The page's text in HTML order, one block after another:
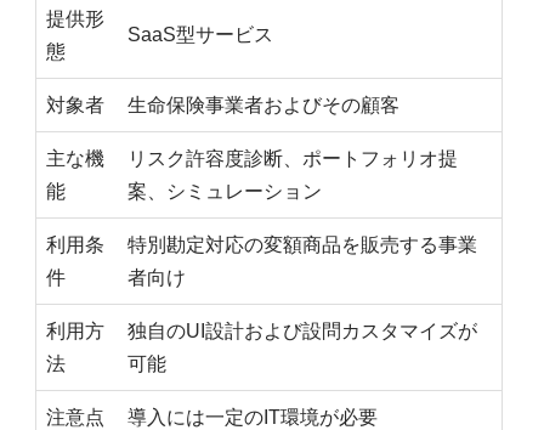
提供形
態
SaaS型サービス
対象者 生命保険事業者およびその顧客
主な機
能
リスク許容度診断、ポートフォリオ提
案、シミュレーション
利用条
件
特別勘定対応の変額商品を販売する事業
者向け
利用方
法
独自のUI設計および設問カスタマイズが
可能
注意点 導入には一定のIT環境が必要